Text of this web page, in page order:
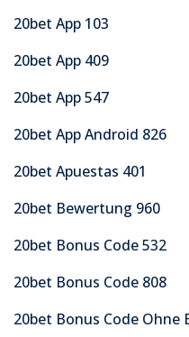
20bet App 103
20bet App 409
20bet App 547
20bet App Android 826
20bet Apuestas 401
20bet Bewertung 960
20bet Bonus Code 532
20bet Bonus Code 808
20bet Bonus Code Ohne